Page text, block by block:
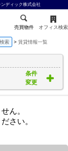
ディック株式会社
売買物件 オフィス検索
索 賃貸情報一覧
条件
変更
ん。
さい。